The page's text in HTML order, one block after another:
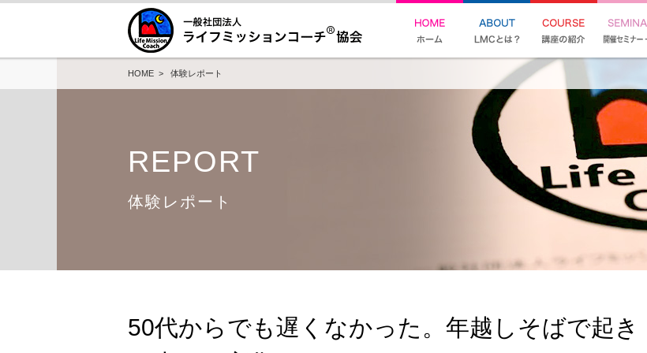
HOME > 体験レポート
REPORT
体験レポート
50代からでも遅くなかった。年越しそばで起き